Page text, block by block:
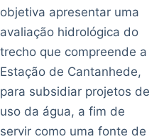
objetiva apresentar uma
avaliação hidrológica do
trecho que compreende a
Estação de Cantanhede,
para subsidiar projetos de
uso da água, a fim de
servir como uma fonte de